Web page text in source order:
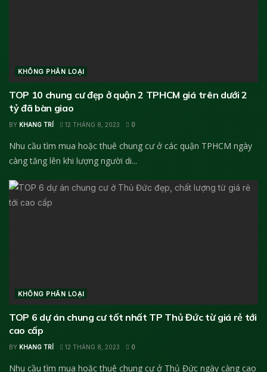
KHÔNG PHÂN LOẠI
TOP 10 chung cư đẹp ở quận 2 TPHCM giá trên dưới 2
tỷ đã bàn giao
BY KHANG TRÍ 12 THÁNG 8, 2023 0
Nhu cầu tìm mua hoặc thuê chung cư ở các quận TPHCM ngày
càng tăng lên khi lượng người di...
KHÔNG PHÂN LOẠI
TOP 6 dự án chung cư tốt nhất TP Thủ Đức từ giá rẻ tới
cao cấp
BY KHANG TRÍ 12 THÁNG 8, 2023 0
Nhu cầu tìm mua hoặc thuê chung cư ở Thủ Đức ngày càng cao